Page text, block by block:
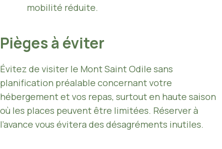
mobilité réduite.
Pièges à éviter
Évitez de visiter le Mont Saint Odile sans
planification préalable concernant votre
hébergement et vos repas, surtout en haute saison
où les places peuvent être limitées. Réserver à
l’avance vous évitera des désagréments inutiles.